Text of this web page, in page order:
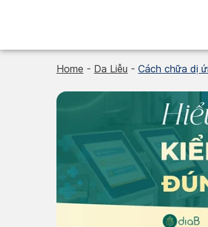
Home - Da Liễu - Cách chữa dị